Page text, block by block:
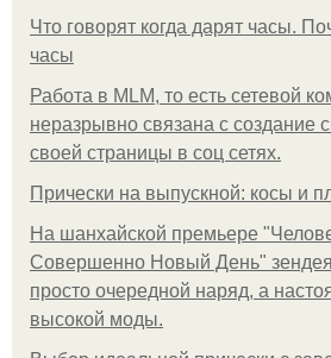
Что говорят когда дарят часы.
часы
Работа в MLM, то есть сетевой
неразрывно связана с создание
своей страницы в соц сетях.
Прически на выпускной: косы и
На шанхайской премьере
Совершенно Новый День"
просто очередной наряд, а
высокой моды.